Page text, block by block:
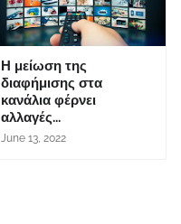
Η μείωση της
διαφήμισης στα
κανάλια φέρνει
αλλαγές...
June 13, 2022